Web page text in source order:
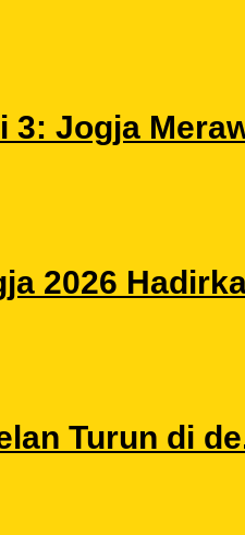
Jogja
2026
Turun di